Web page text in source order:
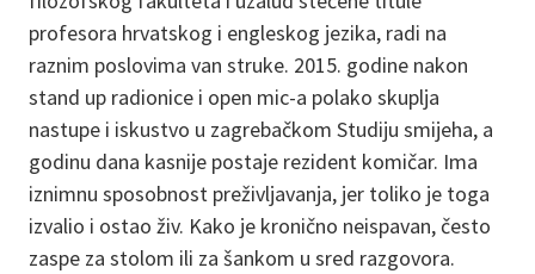
profesora hrvatskog i engleskog jezika, radi na
raznim poslovima van struke. 2015. godine nakon
stand up radionice i open mic-a polako skuplja
nastupe i iskustvo u zagrebačkom Studiju smijeha, a
godinu dana kasnije postaje rezident komičar. Ima
iznimnu sposobnost preživljavanja, jer toliko je toga
izvalio i ostao živ. Kako je kronično neispavan, često
zaspe za stolom ili za šankom u sred razgovora.